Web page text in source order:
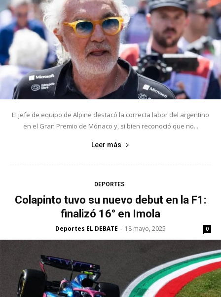
El jefe de equipo de Alpine destacó la correcta labor del argentino
en el Gran Premio de Mónaco y, si bien reconoció que no...
Leer más
DEPORTES
Colapinto tuvo su nuevo debut en la F1:
finalizó 16° en Imola
Deportes EL DEBATE - 18 mayo, 2025 0